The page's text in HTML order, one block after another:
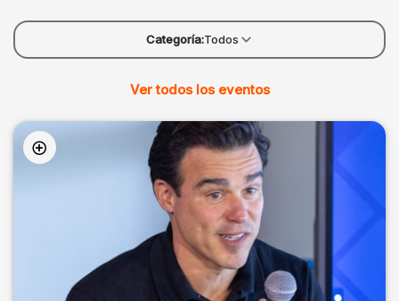
Categoría:Todos
Ver todos los eventos